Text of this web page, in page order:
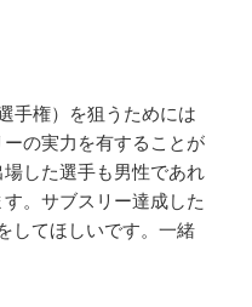
手権）を狙うためには
の実力を有することが
した選手も男性であれ
。サブスリー達成した
してほしいです。一緒